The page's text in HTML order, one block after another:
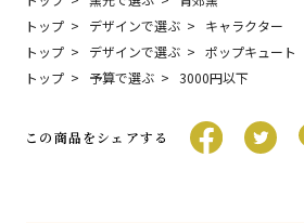
トップ
デザインで選ぶ
キャラクター
トップ
デザインで選ぶ
ポップキュート
トップ
予算で選ぶ 3000円以下
この商品をシェアする